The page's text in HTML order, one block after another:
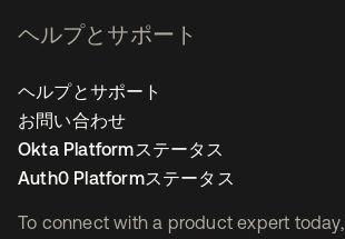
To connect with a product expert today,
ヘルプとサポート
ヘルプとサポート
お問い合わせ
Okta Platformステータス
Auth0 Platformステータス